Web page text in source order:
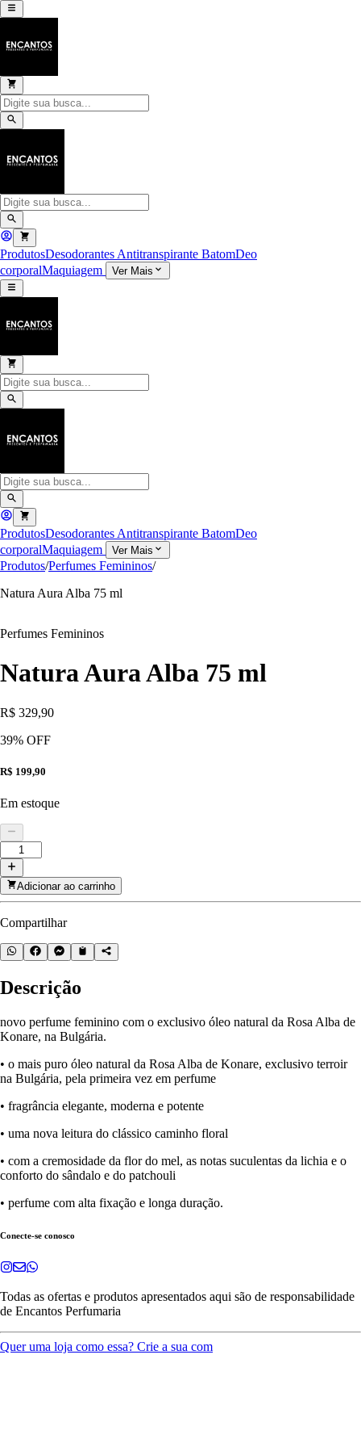
ProdutosDesodorantes Antitranspirante BatomDeo
corporalMaquiagem Ver Mais
ProdutosDesodorantes Antitranspirante BatomDeo
corporalMaquiagem Ver Mais
Produtos/Perfumes Femininos/
Natura Aura Alba 75 ml
Perfumes Femininos
Natura Aura Alba 75 ml
R$ 329,90
39% OFF
R$ 199,90
Em estoque
Adicionar ao carrinho
Compartilhar
Descrição
novo perfume feminino com o exclusivo óleo natural da Rosa Alba de
Konare, na Bulgária.
• o mais puro óleo natural da Rosa Alba de Konare, exclusivo terroir
na Bulgária, pela primeira vez em perfume
• fragrância elegante, moderna e potente
• uma nova leitura do clássico caminho floral
• com a cremosidade da flor do mel, as notas suculentas da lichia e o
conforto do sândalo e do patchouli
• perfume com alta fixação e longa duração.
Conecte-se conosco
Todas as ofertas e produtos apresentados aqui são de responsabilidade
de Encantos Perfumaria
Quer uma loja como essa? Crie a sua com